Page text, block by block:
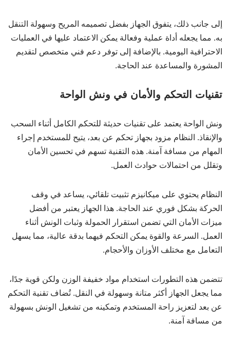
إلى جانب ذلك، يتفوق الجهاز بفضل تصميمه المريح وسهولة التنقل
به. مما يجعله أداة عملية وفعالة يمكن الاعتماد عليها في العمليات
الاحترافية اليومية. بالإضافة إلى توفر دعم فني متخصص لتقديم
المشورة والمساعدة عند الحاجة.
تقنيات التحكم والأمان في ونش الواحة
ونش الواحة يعتمد على تقنيات حديثة للتحكم الكامل أثناء السحب
والإنقاذ. النظام مزود بجهاز تحكم عن بعد، يتيح للمستخدم إجراء
المهام من مسافة آمنة. هذه التقنية تسهم في تحسين الأمان
وتقلل من احتمالات حوادث العمل.
النظام يحتوي على ميكانيزم تثبيت تلقائي، يساعد في وقف
الحركة بشكل فوري عند الحاجة. هذا الجهاز يعتبر من أفضل
ميزات الأمان التي تضمن استقرار الحمولة وثبات الونش أثناء
العمل. السرعة والقوة يمكن التحكم فيهما بدقة عالية، مما يسهل
التعامل مع مختلف الأوزان والأحجام.
تتضمن هذه التطورات استخدام مواد خفيفة الوزن ولكن قوية جدًا،
مما يجعل الجهاز أكثر متانة وسهولة في النقل. تُضاف تقنية التحكم
عن بعد لتعزيز راحة المستخدم وتمكينه من تشغيل الونش بسهولة
من مسافة آمنة.